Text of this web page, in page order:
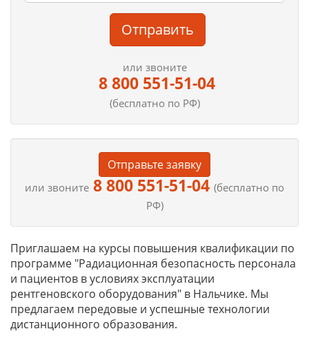
Отправить
или звоните
8 800 551-51-04
(бесплатно по РФ)
Отправьте заявку
или звоните 8 800 551-51-04 (бесплатно по
РФ)
Приглашаем на курсы повышения квалификации по
программе "Радиационная безопасность персонала
и пациентов в условиях эксплуатации
рентгеновского оборудования" в Нальчике. Мы
предлагаем передовые и успешные технологии
дистанционного образования.